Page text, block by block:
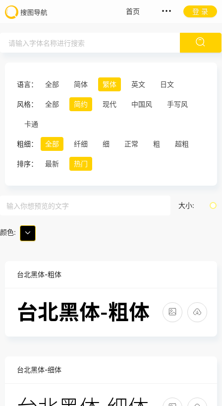
首页 登 录
语言： 全部 简体 繁体 英文 日文
风格： 全部 简约 现代 中国风 手写风
卡通
粗细： 全部 纤细 细 正常 粗 超粗
排序： 最新 热门
大小:
颜色:
台北黑体-粗体
台北黑体-细体